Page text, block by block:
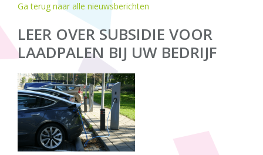
Ga terug naar alle nieuwsberichten
LEER OVER SUBSIDIE VOOR
LAADPALEN BIJ UW BEDRIJF